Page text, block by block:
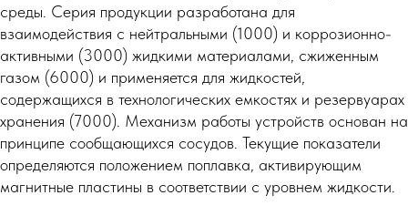
среды. Серия продукции разработана для
взаимодействия с нейтральными (1000) и коррозионно-
активными (3000) жидкими материалами, сжиженным
газом (6000) и применяется для жидкостей,
содержащихся в технологических емкостях и резервуарах
хранения (7000). Механизм работы устройств основан на
принципе сообщающихся сосудов. Текущие показатели
определяются положением поплавка, активирующим
магнитные пластины в соответствии с уровнем жидкости.